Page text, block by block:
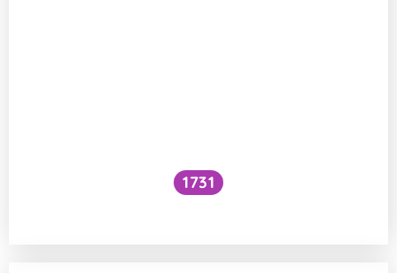
1731